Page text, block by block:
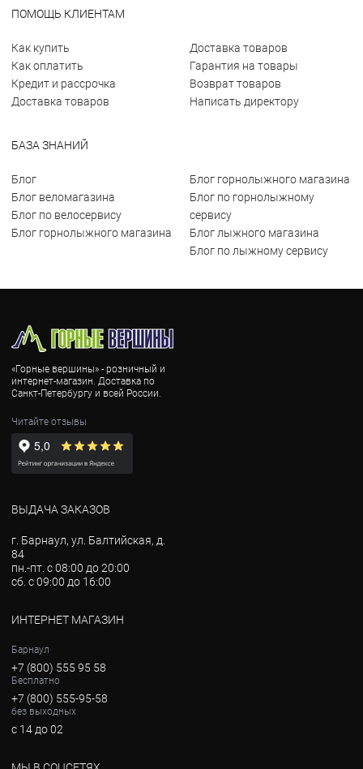
ПОМОЩЬ КЛИЕНТАМ
Как купить
Как оплатить
Кредит и рассрочка
Доставка товаров
Доставка товаров
Гарантия на товары
Возврат товаров
Написать директору
БАЗА ЗНАНИЙ
Блог
Блог веломагазина
Блог по велосервису
Блог горнолыжного магазина
Блог горнолыжного магазина
Блог по горнолыжному
сервису
Блог лыжного магазина
Блог по лыжному сервису
«Горные вершины» - розничный и
интернет-магазин. Доставка по
Санкт-Петербургу и всей России.
Читайте отзывы
ВЫДАЧА ЗАКАЗОВ
г. Барнаул, ул. Балтийская, д.
84
пн.-пт. с 08:00 до 20:00
сб. с 09:00 до 16:00
ИНТЕРНЕТ МАГАЗИН
Барнаул
+7 (800) 555 95 58
Бесплатно
+7 (800) 555-95-58
без выходных
с 14 до 02